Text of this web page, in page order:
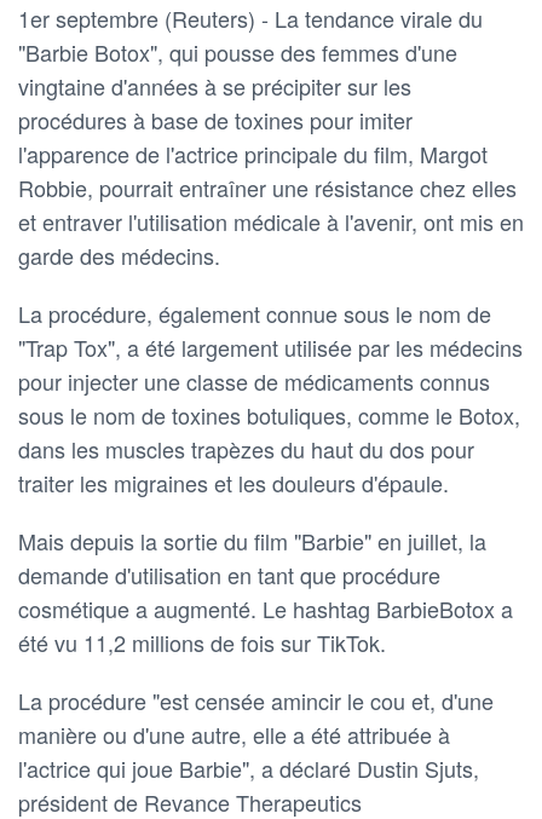
1er septembre (Reuters) - La tendance virale du
"Barbie Botox", qui pousse des femmes d'une
vingtaine d'années à se précipiter sur les
procédures à base de toxines pour imiter
l'apparence de l'actrice principale du film, Margot
Robbie, pourrait entraîner une résistance chez elles
et entraver l'utilisation médicale à l'avenir, ont mis en
garde des médecins.
La procédure, également connue sous le nom de
"Trap Tox", a été largement utilisée par les médecins
pour injecter une classe de médicaments connus
sous le nom de toxines botuliques, comme le Botox,
dans les muscles trapèzes du haut du dos pour
traiter les migraines et les douleurs d'épaule.
Mais depuis la sortie du film "Barbie" en juillet, la
demande d'utilisation en tant que procédure
cosmétique a augmenté. Le hashtag BarbieBotox a
été vu 11,2 millions de fois sur TikTok.
La procédure "est censée amincir le cou et, d'une
manière ou d'une autre, elle a été attribuée à
l'actrice qui joue Barbie", a déclaré Dustin Sjuts,
président de Revance Therapeutics